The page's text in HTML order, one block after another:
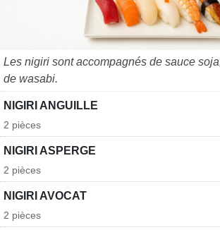
Les nigiri sont accompagnés de sauce
de wasabi.
NIGIRI ANGUILLE
2 pièces
NIGIRI ASPERGE
2 pièces
NIGIRI AVOCAT
2 pièces